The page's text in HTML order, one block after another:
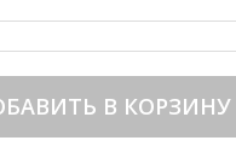
В КОРЗИНУ